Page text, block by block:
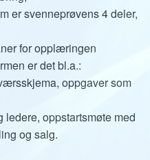
er svenneprøvens 4 deler,
for opplæringen
er det bl.a.:
oppgaver som
ledere, oppstartsmøte med
og salg.